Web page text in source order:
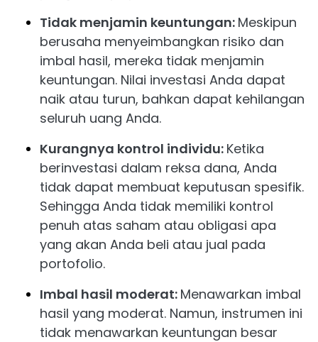
Tidak menjamin keuntungan: Meskipun
berusaha menyeimbangkan risiko dan
imbal hasil, mereka tidak menjamin
keuntungan. Nilai investasi Anda dapat
naik atau turun, bahkan dapat kehilangan
seluruh uang Anda.
Kurangnya kontrol individu: Ketika
berinvestasi dalam reksa dana, Anda
tidak dapat membuat keputusan spesifik.
Sehingga Anda tidak memiliki kontrol
penuh atas saham atau obligasi apa
yang akan Anda beli atau jual pada
portofolio.
Imbal hasil moderat: Menawarkan imbal
hasil yang moderat. Namun, instrumen ini
tidak menawarkan keuntungan besar